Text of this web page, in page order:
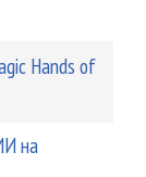
Hands of
на